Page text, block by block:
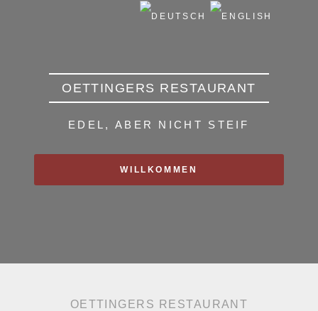
OETTINGERS RESTAURANT
EDEL, ABER NICHT STEIF
WILLKOMMEN
OETTINGERS RESTAURANT